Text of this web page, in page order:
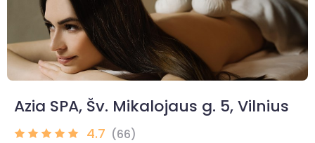
Azia SPA, Šv. Mikalojaus g. 5, Vilnius
4.7 (66)